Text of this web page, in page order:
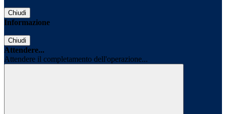
Chiudi
Informazione
Chiudi
Attendere...
Attendere il completamento dell'operazione...